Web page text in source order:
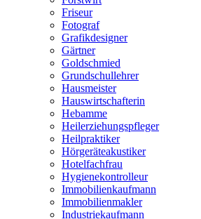
Friseur
Fotograf
Grafikdesigner
Gärtner
Goldschmied
Grundschullehrer
Hausmeister
Hauswirtschafterin
Hebamme
Heilerziehungspfleger
Heilpraktiker
Hörgeräteakustiker
Hotelfachfrau
Hygienekontrolleur
Immobilienkaufmann
Immobilienmakler
Industriekaufmann